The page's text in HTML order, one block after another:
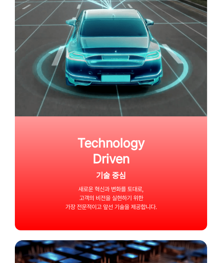
Technology
Driven
기술 중심
새로운 혁신과 변화를 토대로,
고객의 비전을 실현하기 위한
가장 전문적이고 앞선 기술을 제공합니다.